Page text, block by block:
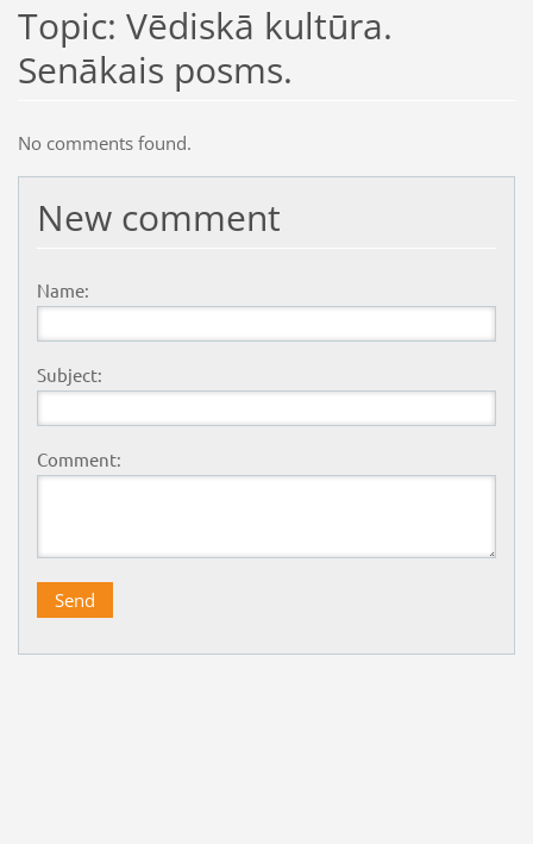
Topic: Vēdiskā kultūra.
Senākais posms.
No comments found.
New comment
Name:
Subject:
Comment: